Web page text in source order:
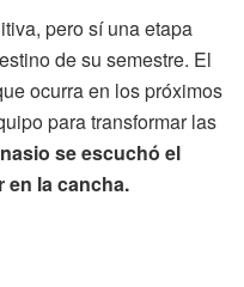
pero sí una etapa
de su semestre. El
ocurra en los próximos
para transformar las
se escuchó el
en la cancha.